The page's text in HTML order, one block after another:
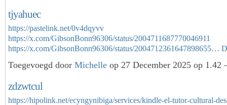
tjyahuec
https://pastelink.net/0v4dqyvv
https://x.com/GibsonBonn96306/status/2004711687770046911
https://x.com/GibsonBonn96306/status/2004712361647898655…
Toegevoegd door Michelle op 27 December 2025 op 1.42
zdzwtcul
https://hipolink.net/ecyngynibiga/services/kindle-el-tutor-cultural-